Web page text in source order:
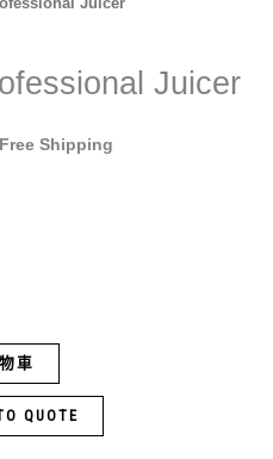
Juicer
Shipping
車
QUOTE